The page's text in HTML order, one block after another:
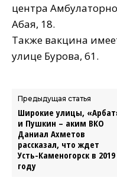
центра
Абая, 18.
Также вакцина
улице Бурова, 61.
Предыдущая статья
Широкие улицы,
и Пушкин – аким ВКО
Даниал Ахметов
рассказал, что ждет
Усть-Каменогорск в 2019
году